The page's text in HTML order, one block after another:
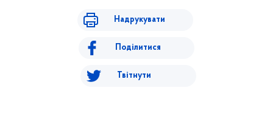
Надрукувати
Поділитися
Твітнути